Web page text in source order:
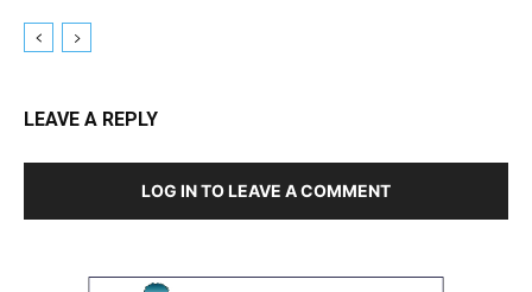
LEAVE A REPLY
LOG IN TO LEAVE A COMMENT